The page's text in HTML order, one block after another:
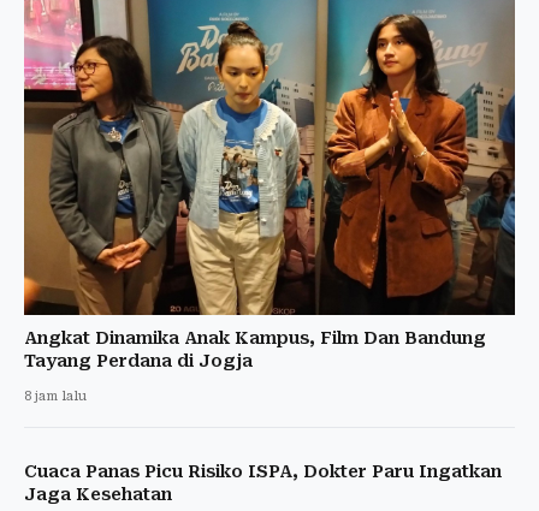
Angkat Dinamika Anak Kampus, Film Dan Bandung
Tayang Perdana di Jogja
8 jam lalu
Cuaca Panas Picu Risiko ISPA, Dokter Paru Ingatkan
Jaga Kesehatan